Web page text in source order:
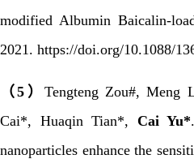
modified Albumin Baicalin-
2021. https://doi.org/10.1088/
（5 ） Tengteng Zou#, Meng
Cai*, Huaqin Tian*, Cai Yu*
nanoparticles enhance the